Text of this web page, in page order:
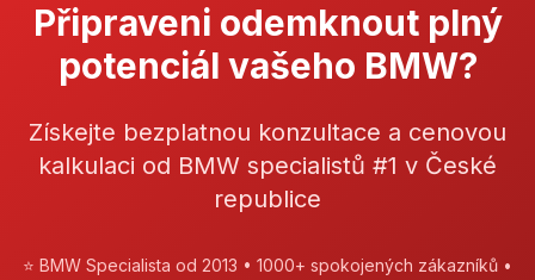
Připraveni odemknout plný
potenciál vašeho BMW?
Získejte bezplatnou konzultace a cenovou
kalkulaci od BMW specialistů #1 v České
republice
⭐ BMW Specialista od 2013 • 1000+ spokojených zákazníků •